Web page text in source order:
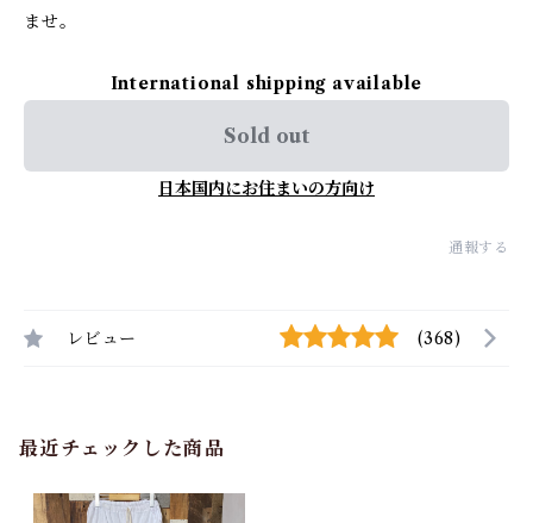
ませ。
International shipping available
Sold out
日本国内にお住まいの方向け
通報する
レビュー (368)
最近チェックした商品